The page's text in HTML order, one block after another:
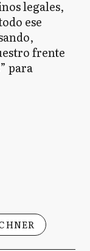
legales,
ese
frente
para